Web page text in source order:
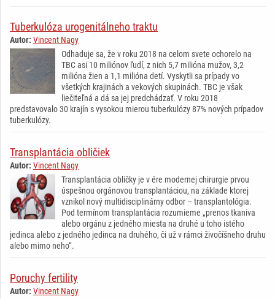
Tuberkulóza urogenitálneho traktu
Autor: Vincent Nagy
Odhaduje sa, že v roku 2018 na celom svete ochorelo na
TBC asi 10 miliónov ľudí, z nich 5,7 milióna mužov, 3,2
milióna žien a 1,1 milióna detí. Vyskytli sa prípady vo
všetkých krajinách a vekových skupinách. TBC je však
liečiteľná a dá sa jej predchádzať. V roku 2018
predstavovalo 30 krajín s vysokou mierou tuberkulózy 87% nových prípadov
tuberkulózy.
Transplantácia obličiek
Autor: Vincent Nagy
Transplantácia obličky je v ére modernej chirurgie prvou
úspešnou orgánovou transplantáciou, na základe ktorej
vznikol nový multidisciplinárny odbor – transplantológia.
Pod termínom transplantácia rozumieme „prenos tkaniva
alebo orgánu z jedného miesta na druhé u toho istého
jedinca alebo z jedného jedinca na druhého, či už v rámci živočíšneho druhu
alebo mimo neho“.
Poruchy fertility
Autor: Vincent Nagy